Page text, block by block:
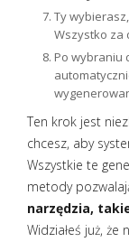
Ty
Wszystko za
Po wybraniu
Ten krok jest
chcesz, aby
Wszystkie te
metody
narzędzia,
Widziałeś już,